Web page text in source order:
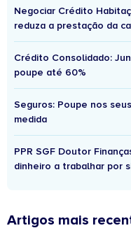
Negociar Crédito
reduza a prestação da
Crédito Consolidado:
poupe até 60%
Seguros: Poupe nos
medida
PPR SGF Doutor
dinheiro a trabalhar por
Artigos mais